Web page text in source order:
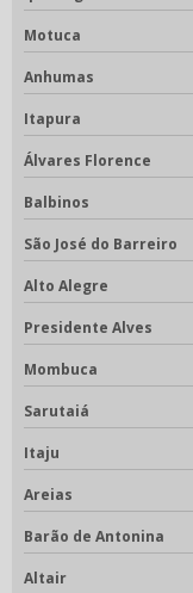
Motuca
Anhumas
Itapura
Álvares Florence
Balbinos
São José do Barreiro
Alto Alegre
Presidente Alves
Mombuca
Sarutaiá
Itaju
Areias
Barão de Antonina
Altair